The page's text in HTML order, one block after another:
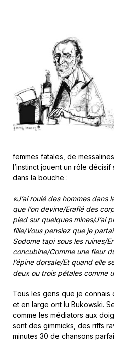
femmes fatales, de
l’instinct jouent un rôle
dans la bouche :
«J’ai roulé des hommes dans
que l’on devine/Eraflé des
pied sur quelques mines/J’ai
fille/Vous pensiez que je
Sodome tapi sous les ruines/
concubine/Comme une fleur
l’épine dorsale/Et quand elle
deux ou trois pétales comme
Tous les gens que je
et en large ont lu Bukowski.
comme les médiators aux
sont des gimmicks, des riffs
minutes 30 de chansons